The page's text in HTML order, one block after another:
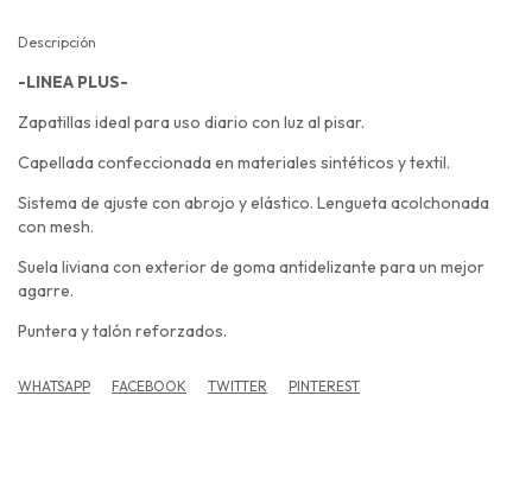
Descripción
-LINEA PLUS-
Zapatillas ideal para uso diario con luz al pisar.
Capellada confeccionada en materiales sintéticos y textil.
Sistema de ajuste con abrojo y elástico. Lengueta acolchonada
con mesh.
Suela liviana con exterior de goma antidelizante para un mejor
agarre.
Puntera y talón reforzados.
WHATSAPP FACEBOOK TWITTER PINTEREST